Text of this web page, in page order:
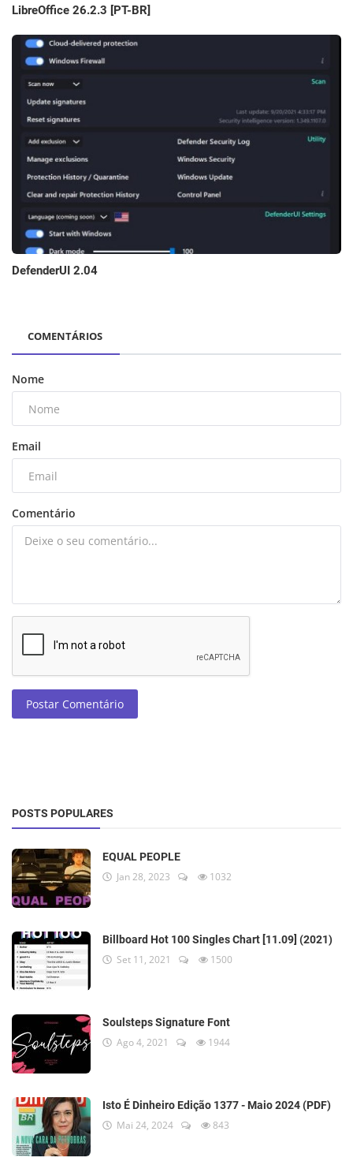
LibreOffice 26.2.3 [PT-BR]
DefenderUI 2.04
COMENTÁRIOS
Nome
Email
Comentário
Postar Comentário
POSTS POPULARES
EQUAL PEOPLE
Jan 28, 2023 1032
Billboard Hot 100 Singles Chart [11.09] (2021)
Set 11, 2021 1500
Soulsteps Signature Font
Ago 4, 2021 1944
Isto É Dinheiro Edição 1377 - Maio 2024 (PDF)
Mai 24, 2024 843